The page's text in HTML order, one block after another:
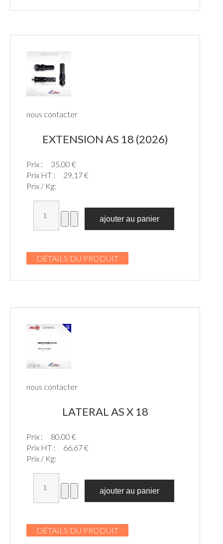
nous contacter
EXTENSION AS 18 (2026)
Prix :
35,00 €
Prix HT :
29,17 €
Prix / Kg:
DÉTAILS DU PRODUIT
nous contacter
LATERAL AS X 18
Prix :
80,00 €
Prix HT :
66,67 €
Prix / Kg:
DÉTAILS DU PRODUIT